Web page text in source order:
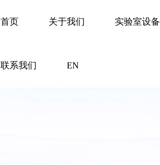
首页 关于我们 实验室设备
联系我们 EN